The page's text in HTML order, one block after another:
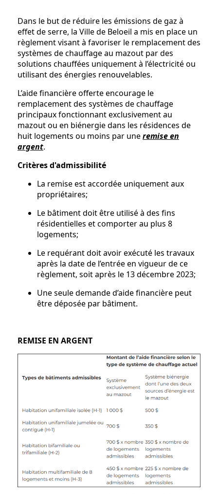
Dans le but de réduire les émissions de gaz à
effet de serre, la Ville de Beloeil a mis en place un
règlement visant à favoriser le remplacement des
systèmes de chauffage au mazout par des
solutions chauffées uniquement à l’électricité ou
utilisant des énergies renouvelables.
L’aide financière offerte encourage le
remplacement des systèmes de chauffage
principaux fonctionnant exclusivement au
mazout ou en biénergie dans les résidences de
huit logements ou moins par uneremise en
argent.
Critères d'admissibilité
La remise est accordée uniquement aux
propriétaires;
Le bâtiment doit être utilisé à des fins
résidentielles et comporter au plus 8
logements;
Le requérant doit avoir exécuté les travaux
après la date de l’entrée en vigueur de ce
règlement, soit après le 13 décembre 2023;
Une seule demande d’aide financière peut
être déposée par bâtiment.
REMISE EN ARGENT